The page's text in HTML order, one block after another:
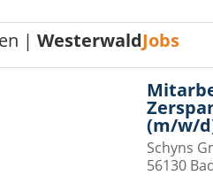
|WesterwaldJobs
(m/w/
Schyns
56130